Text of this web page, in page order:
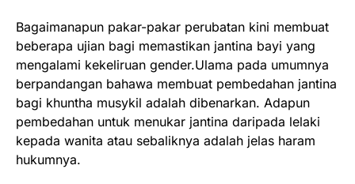
Bagaimanapun pakar-pakar perubatan kini membuat
beberapa ujian bagi memastikan jantina bayi yang
mengalami kekeliruan gender.Ulama pada umumnya
berpandangan bahawa membuat pembedahan jantina
bagi khuntha musykil adalah dibenarkan. Adapun
pembedahan untuk menukar jantina daripada lelaki
kepada wanita atau sebaliknya adalah jelas haram
hukumnya.